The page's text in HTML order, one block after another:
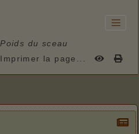
Poids du sceau
Imprimer la page...